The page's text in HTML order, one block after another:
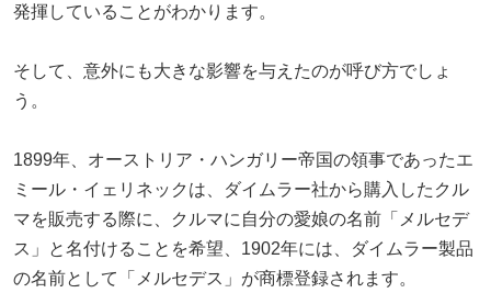
発揮していることがわかります。
そして、意外にも大きな影響を与えたのが呼び方でしょ
う。
1899年、オーストリア・ハンガリー帝国の領事であったエ
ミール・イェリネックは、ダイムラー社から購入したクル
マを販売する際に、クルマに自分の愛娘の名前「メルセデ
ス」と名付けることを希望、1902年には、ダイムラー製品
の名前として「メルセデス」が商標登録されます。